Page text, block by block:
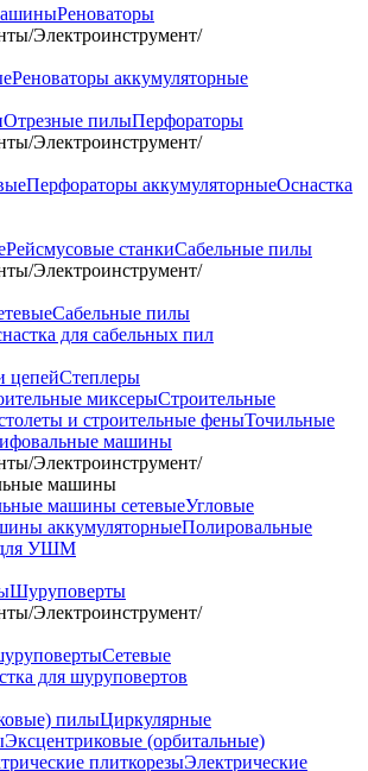
Реноваторы
/Электроинструмент/
Реноваторы аккумуляторные
Отрезные пилыПерфораторы
/Электроинструмент/
Перфораторы аккумуляторныеОснастка
Рейсмусовые станкиСабельные пилы
/Электроинструмент/
Сабельные пилы
для сабельных пил
цепейСтеплеры
миксерыСтроительные
и строительные феныТочильные
машины
/Электроинструмент/
машины
машины сетевыеУгловые
аккумуляторныеПолировальные
для УШМ
Шуруповерты
/Электроинструмент/
Сетевые
для шуруповертов
пилыЦиркулярные
Эксцентриковые (орбитальные)
плиткорезыЭлектрические